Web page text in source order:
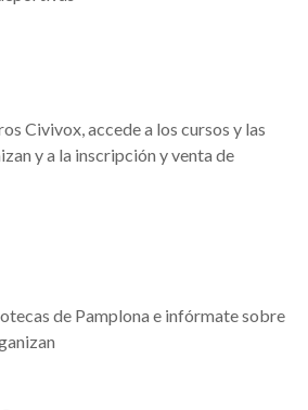
Civivox, accede a los cursos y las
y a la inscripción y venta de
de Pamplona e infórmate sobre